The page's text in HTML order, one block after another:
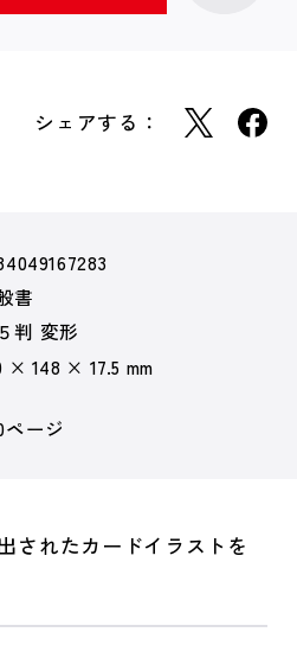
シェアする：
書
判 変形
× 148 × 17.5 mm
ページ
されたカードイラストを